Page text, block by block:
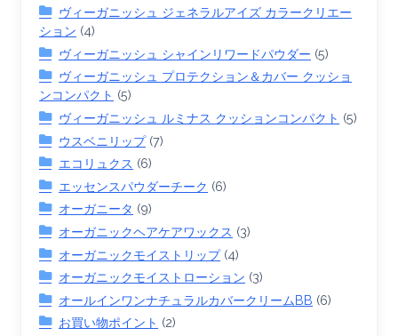
ヴィーガニッシュ ジェネラルアイズ カラークリエー
ション (4)
ヴィーガニッシュ シャインリワードパウダー (5)
ヴィーガニッシュ プロテクション＆カバー クッショ
ンコンパクト (5)
ヴィーガニッシュ ルミナス クッションコンパクト (5)
ウスベニリップ(7)
エコリュクス (6)
エッセンスパウダーチーク (6)
オーガニータ (9)
オーガニックヘアケアワックス (3)
オーガニックモイストリップ(4)
オーガニックモイストローション (3)
オールインワンナチュラルカバークリームBB (6)
お買い物ポイント (2)